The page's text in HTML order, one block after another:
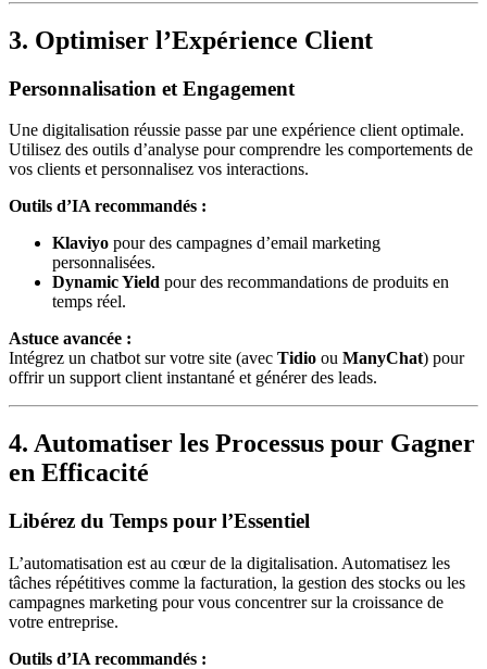
3. Optimiser l’Expérience Client
Personnalisation et Engagement
Une digitalisation réussie passe par une expérience client optimale.
Utilisez des outils d’analyse pour comprendre les comportements de
vos clients et personnalisez vos interactions.
Outils d’IA recommandés :
Klaviyo pour des campagnes d’email marketing
personnalisées.
Dynamic Yield pour des recommandations de produits en
temps réel.
Astuce avancée :
Intégrez un chatbot sur votre site (avec Tidio ou ManyChat) pour
offrir un support client instantané et générer des leads.
4. Automatiser les Processus pour Gagner
en Efficacité
Libérez du Temps pour l’Essentiel
L’automatisation est au cœur de la digitalisation. Automatisez les
tâches répétitives comme la facturation, la gestion des stocks ou les
campagnes marketing pour vous concentrer sur la croissance de
votre entreprise.
Outils d’IA recommandés :